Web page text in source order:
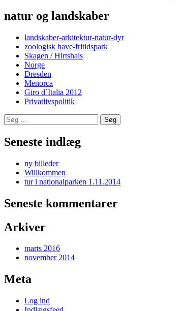
natur og landskaber
landskaber-arkitektur-natur-dyr
zoologisk have-fritidspark
Skagen / Hirtshals
Norge
Dresden
Menorca
Giro d´Italia 2012
Privatlivspolitik
Søg
efter:
Seneste indlæg
ny billeder
Willkommen
tur i nationalparken 1.11.2014
Seneste kommentarer
Arkiver
marts 2016
november 2014
Meta
Log ind